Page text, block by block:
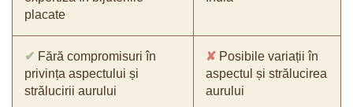
placate
✔ Fără compromisuri în
privința aspectului și
strălucirii aurului
✘ Posibile variații în
aspectul și strălucirea
aurului